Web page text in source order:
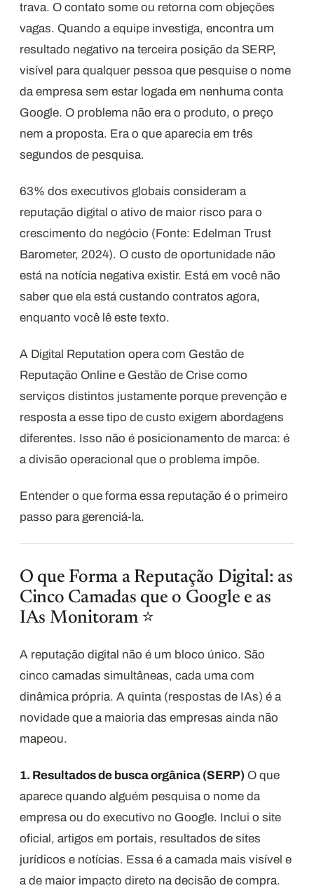
trava. O contato some ou retorna com objeções
vagas. Quando a equipe investiga, encontra um
resultado negativo na terceira posição da SERP,
visível para qualquer pessoa que pesquise o nome
da empresa sem estar logada em nenhuma conta
Google. O problema não era o produto, o preço
nem a proposta. Era o que aparecia em três
segundos de pesquisa.
63% dos executivos globais consideram a
reputação digital o ativo de maior risco para o
crescimento do negócio (Fonte: Edelman Trust
Barometer, 2024). O custo de oportunidade não
está na notícia negativa existir. Está em você não
saber que ela está custando contratos agora,
enquanto você lê este texto.
A Digital Reputation opera com Gestão de
Reputação Online e Gestão de Crise como
serviços distintos justamente porque prevenção e
resposta a esse tipo de custo exigem abordagens
diferentes. Isso não é posicionamento de marca: é
a divisão operacional que o problema impõe.
Entender o que forma essa reputação é o primeiro
passo para gerenciá-la.
O que Forma a Reputação Digital: as
Cinco Camadas que o Google e as
IAs Monitoram ⭐
A reputação digital não é um bloco único. São
cinco camadas simultâneas, cada uma com
dinâmica própria. A quinta (respostas de IAs) é a
novidade que a maioria das empresas ainda não
mapeou.
1. Resultados de busca orgânica (SERP) O que
aparece quando alguém pesquisa o nome da
empresa ou do executivo no Google. Inclui o site
oficial, artigos em portais, resultados de sites
jurídicos e notícias. Essa é a camada mais visível e
a de maior impacto direto na decisão de compra.